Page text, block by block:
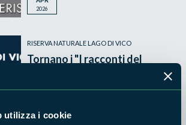
utilizza i cookie
2026
RISERVA NATURALE LAGO DI VICO
Tornano i "I racconti del
17
2026